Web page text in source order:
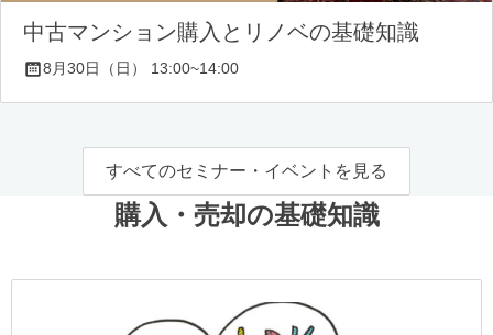
中古マンション購入とリノベの基礎知識
8月30日（日） 13:00~14:00
すべてのセミナー・イベントを見る
購入・売却の基礎知識